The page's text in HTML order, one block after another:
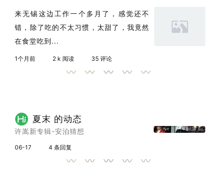
来无锡这边工作一个多月了，感觉还不
错，除了吃的不太习惯，太甜了，我竟然
在食堂吃到...
1个月前 2 k 阅读 35 评论
夏末 的动态
许嵩新专辑-安泊猜想
06-17 4 条回复